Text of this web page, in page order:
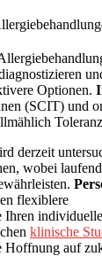
Optionen.
(SCIT) und
derzeit
wobei
flexiblere
Ihren
klinische
Hoffnung auf